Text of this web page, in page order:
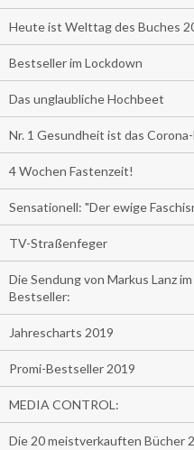
Heute ist Welttag des Buches
Bestseller im Lockdown
Das unglaubliche Hochbeet
Nr. 1 Gesundheit ist das
4 Wochen Fastenzeit!
Sensationell: "Der ewige
TV-Straßenfeger
Die Sendung von Markus Lanz
Bestseller:
Jahrescharts 2019
Promi-Bestseller 2019
MEDIA CONTROL:
Die 20 meistverkauften Bücher